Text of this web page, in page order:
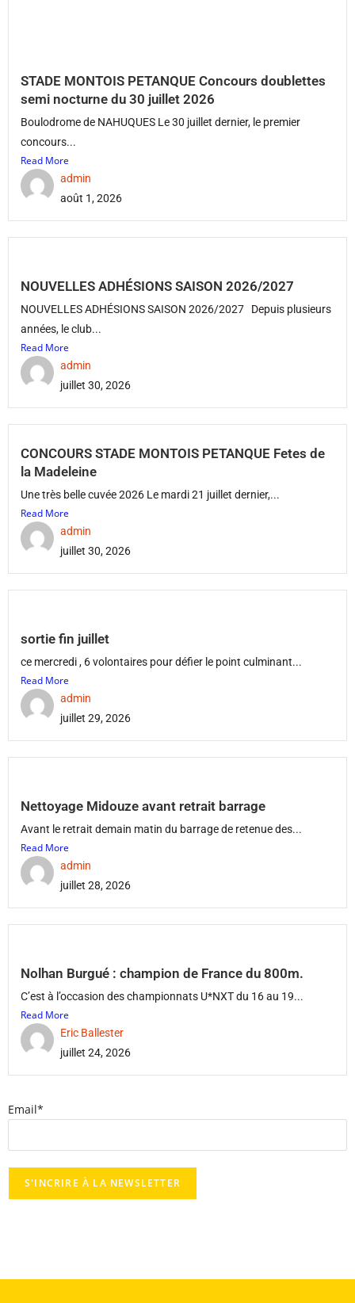
STADE MONTOIS PETANQUE Concours doublettes
semi nocturne du 30 juillet 2026
Boulodrome de NAHUQUES Le 30 juillet dernier, le premier
concours...
Read More
admin
août 1, 2026
NOUVELLES ADHÉSIONS SAISON 2026/2027
NOUVELLES ADHÉSIONS SAISON 2026/2027 Depuis plusieurs
années, le club...
Read More
admin
juillet 30, 2026
CONCOURS STADE MONTOIS PETANQUE Fetes de
la Madeleine
Une très belle cuvée 2026 Le mardi 21 juillet dernier,...
Read More
admin
juillet 30, 2026
sortie fin juillet
ce mercredi , 6 volontaires pour défier le point culminant...
Read More
admin
juillet 29, 2026
Nettoyage Midouze avant retrait barrage
Avant le retrait demain matin du barrage de retenue des...
Read More
admin
juillet 28, 2026
Nolhan Burgué : champion de France du 800m.
C’est à l’occasion des championnats U*NXT du 16 au 19...
Read More
Eric Ballester
juillet 24, 2026
Email*